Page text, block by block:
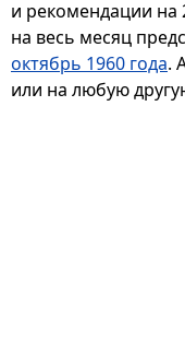
и рекомендации на
на весь месяц
октябрь 1960 года.
или на любую